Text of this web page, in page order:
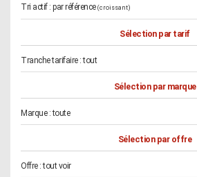
Tri actif : par référence (croissant)
Sélection par tarif
Tranche tarifaire :tout
Sélection par marque
Marque :toute
Sélection par offre
Offre :tout voir